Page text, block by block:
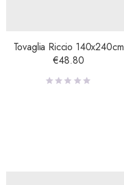
Tovaglia Riccio 140x240cm
€48.80